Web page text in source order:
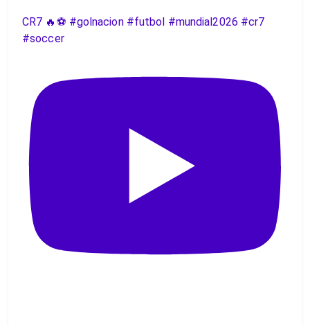
CR7 🔥⚽️ #golnacion #futbol #mundial2026 #cr7
#soccer